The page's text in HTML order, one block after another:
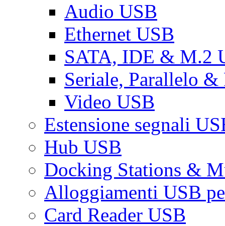
Audio USB
Ethernet USB
SATA, IDE & M.2
Seriale, Parallelo &
Video USB
Estensione segnali
Hub USB
Docking Stations &
Alloggiamenti USB
Card Reader USB